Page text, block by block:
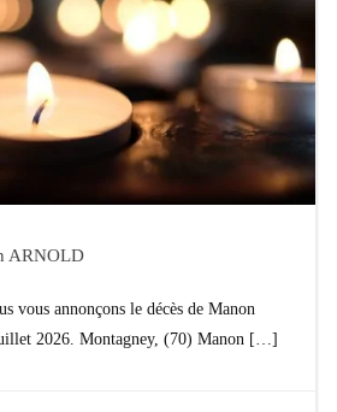
ARNOLD
vous annonçons le décès de Manon
2026. Montagney, (70) Manon […]